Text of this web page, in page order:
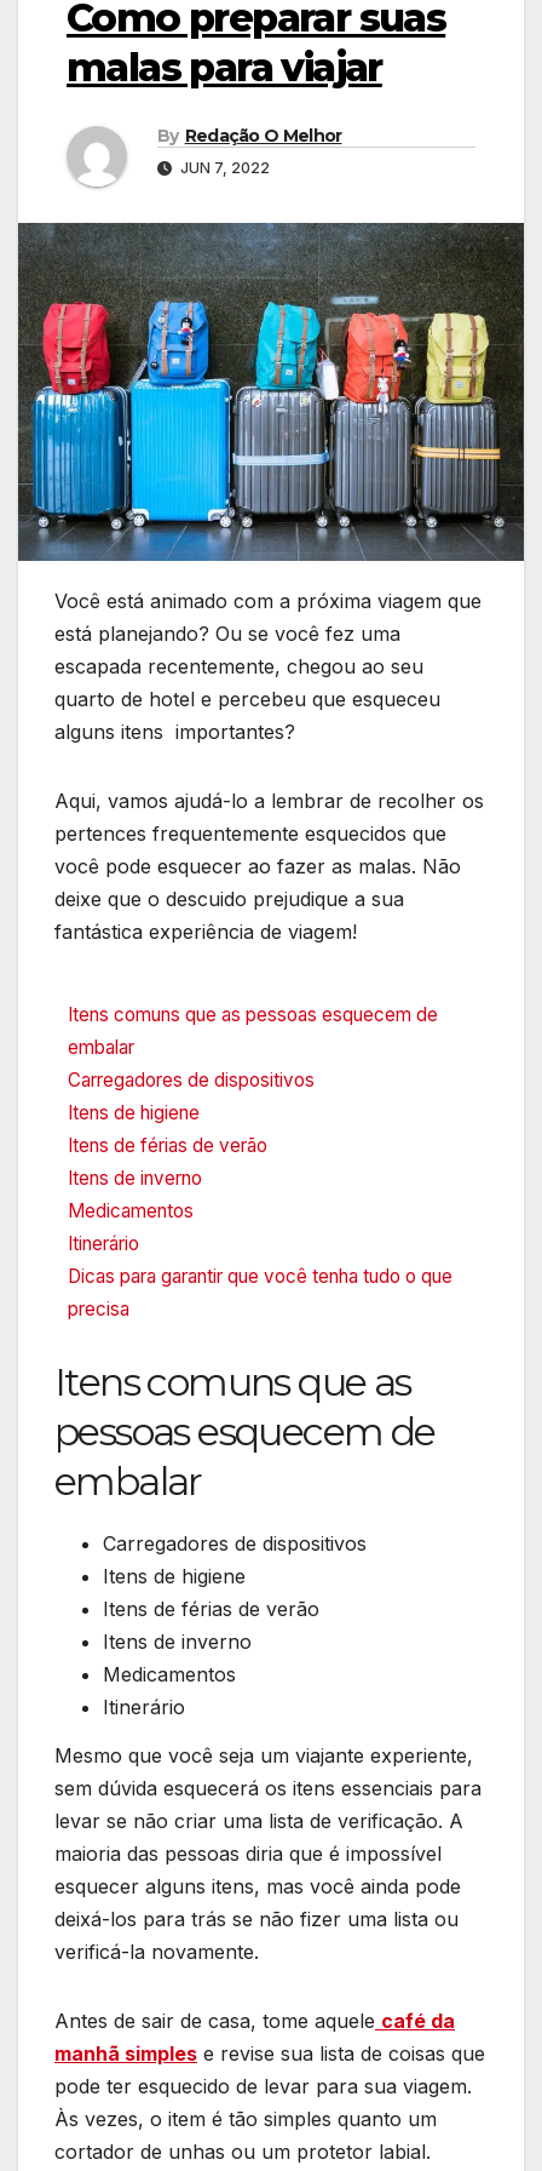
Como preparar suas
malas para viajar
By Redação O Melhor
JUN 7, 2022
Você está animado com a próxima viagem que
está planejando? Ou se você fez uma
escapada recentemente, chegou ao seu
quarto de hotel e percebeu que esqueceu
alguns itens importantes?
Aqui, vamos ajudá-lo a lembrar de recolher os
pertences frequentemente esquecidos que
você pode esquecer ao fazer as malas. Não
deixe que o descuido prejudique a sua
fantástica experiência de viagem!
Itens comuns que as pessoas esquecem de
embalar
Carregadores de dispositivos
Itens de higiene
Itens de férias de verão
Itens de inverno
Medicamentos
Itinerário
Dicas para garantir que você tenha tudo o que
precisa
Itens comuns que as
pessoas esquecem de
embalar
Carregadores de dispositivos
Itens de higiene
Itens de férias de verão
Itens de inverno
Medicamentos
Itinerário
Mesmo que você seja um viajante experiente,
sem dúvida esquecerá os itens essenciais para
levar se não criar uma lista de verificação. A
maioria das pessoas diria que é impossível
esquecer alguns itens, mas você ainda pode
deixá-los para trás se não fizer uma lista ou
verificá-la novamente.
Antes de sair de casa, tome aquele café da
manhã simples e revise sua lista de coisas que
pode ter esquecido de levar para sua viagem.
Às vezes, o item é tão simples quanto um
cortador de unhas ou um protetor labial.